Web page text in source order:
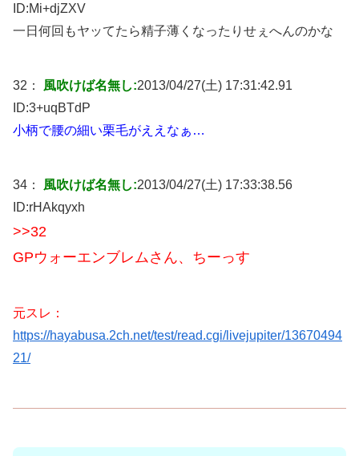
ID:Mi+djZXV
一日何回もヤッてたら精子薄くなったりせぇへんのかな
32： 風吹けば名無し:2013/04/27(土) 17:31:42.91
ID:3+uqBTdP
小柄で腰の細い栗毛がええなぁ…
34： 風吹けば名無し:2013/04/27(土) 17:33:38.56
ID:rHAkqyxh
>>32
GPウォーエンブレムさん、ちーっす
元スレ：
https://hayabusa.2ch.net/test/read.cgi/livejupiter/13670494
21/